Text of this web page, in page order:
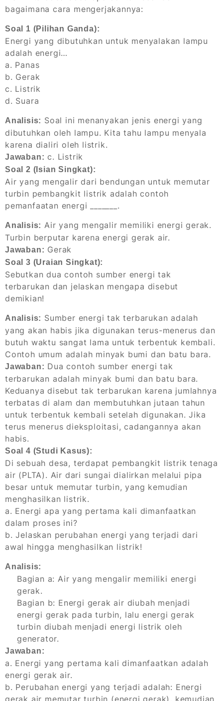
bagaimana cara mengerjakannya:
Soal 1 (Pilihan Ganda):
Energi yang dibutuhkan untuk menyalakan lampu
adalah energi…
a. Panas
b. Gerak
c. Listrik
d. Suara
Analisis: Soal ini menanyakan jenis energi yang
dibutuhkan oleh lampu. Kita tahu lampu menyala
karena dialiri oleh listrik.
Jawaban: c. Listrik
Soal 2 (Isian Singkat):
Air yang mengalir dari bendungan untuk memutar
turbin pembangkit listrik adalah contoh
pemanfaatan energi _______.
Analisis: Air yang mengalir memiliki energi gerak.
Turbin berputar karena energi gerak air.
Jawaban: Gerak
Soal 3 (Uraian Singkat):
Sebutkan dua contoh sumber energi tak
terbarukan dan jelaskan mengapa disebut
demikian!
Analisis: Sumber energi tak terbarukan adalah
yang akan habis jika digunakan terus-menerus dan
butuh waktu sangat lama untuk terbentuk kembali.
Contoh umum adalah minyak bumi dan batu bara.
Jawaban: Dua contoh sumber energi tak
terbarukan adalah minyak bumi dan batu bara.
Keduanya disebut tak terbarukan karena jumlahnya
terbatas di alam dan membutuhkan jutaan tahun
untuk terbentuk kembali setelah digunakan. Jika
terus menerus dieksploitasi, cadangannya akan
habis.
Soal 4 (Studi Kasus):
Di sebuah desa, terdapat pembangkit listrik tenaga
air (PLTA). Air dari sungai dialirkan melalui pipa
besar untuk memutar turbin, yang kemudian
menghasilkan listrik.
a. Energi apa yang pertama kali dimanfaatkan
dalam proses ini?
b. Jelaskan perubahan energi yang terjadi dari
awal hingga menghasilkan listrik!
Analisis:
Bagian a: Air yang mengalir memiliki energi
gerak.
Bagian b: Energi gerak air diubah menjadi
energi gerak pada turbin, lalu energi gerak
turbin diubah menjadi energi listrik oleh
generator.
Jawaban:
a. Energi yang pertama kali dimanfaatkan adalah
energi gerak air.
b. Perubahan energi yang terjadi adalah: Energi
gerak air memutar turbin (energi gerak), kemudian